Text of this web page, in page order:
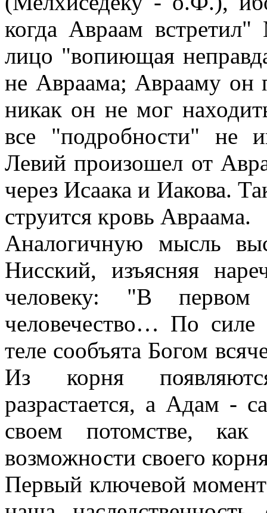
когда Авраам
лицо "вопиющая
не Авраама; Аврааму он
никак он не мог
все "подробности" не
Левий произошел от
через Исаака и Иакова.
струится кровь Авраама.
Аналогичную мысль
Нисский, изъясняя
человеку: "В первом
человечество… По
теле сообъята Богом
Из корня
разрастается, а Адам -
своем потомстве,
возможности своего
Первый ключевой момент